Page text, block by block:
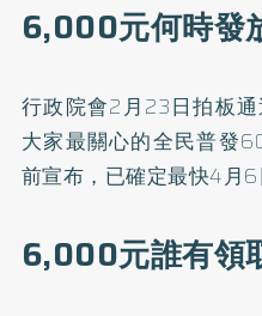
6,000元何時發
行政院會2月23日拍板
大家最關心的全民普發
前宣布，已確定最快4月
6,000元誰有領